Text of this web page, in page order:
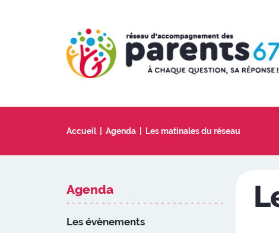
Accueil Agenda Les matinales du réseau
Agenda
Les évènements